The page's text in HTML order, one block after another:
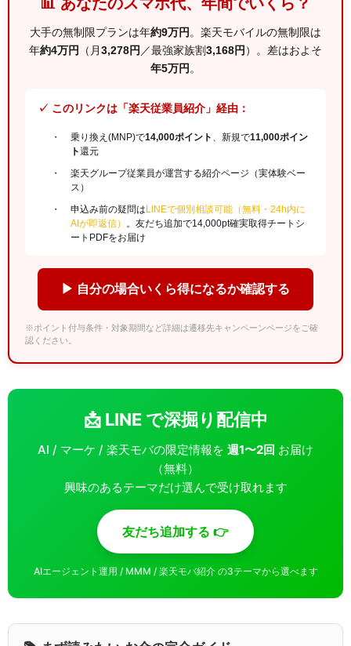
大手の無制限プランは年約9万円 。楽天モバイルの無制限は
年約4万円 （月3,278円 ／最強家族割3,168円 ）。差はおよそ
年5万円 。
✓ このリンクは「楽天従業員紹介」経由：
乗り換え(MNP)で14,000ポイント 、新規で11,000ポイン
ト還元
楽天グループ従業員が運営する紹介ページ（実体験ベー
ス）
申込み前の疑問はLINEで個別相談可能（無料・24h内に
AIが即返信）
。友だち追加で14,000pt確実取得チートシ
ートPDFをお届け
▶ 自分の場合いくら得になるか確認する
※ポイント付与条件・対象期間など詳細は遷移先キャンペーンページをご確
認ください。
📩 LINE で深掘り配信中
AI / マーケ / 楽天モバの限定情報を 週1〜2回 お届け
（無料）
興味のあるテーマだけ選んで受け取れます
友だち追加する 👉
AIエージェント運用 / MMM / 楽天モバ紹介 の3テーマから選べます